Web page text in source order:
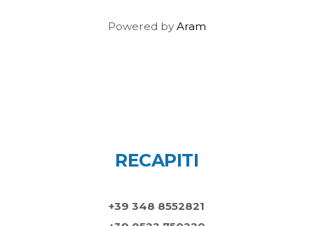
Powered by Aram
RECAPITI
+39 348 8552821